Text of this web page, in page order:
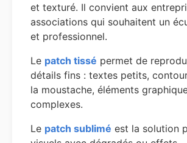
et texturé. Il convient aux
associations qui souhaitent un
et professionnel.
Le patch tissé permet de
détails fins : textes petits,
la moustache, éléments
complexes.
Le patch sublimé est la solution